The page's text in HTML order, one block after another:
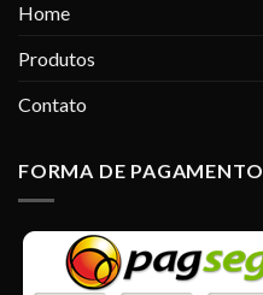
Home
Produtos
Contato
FORMA DE PAGAMENTO